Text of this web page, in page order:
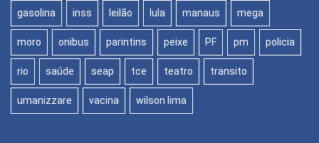
gasolina inss leilão lula manaus mega
moro onibus parintins peixe PF pm policia
rio saúde seap tce teatro transito
umanizzare vacina wilson lima